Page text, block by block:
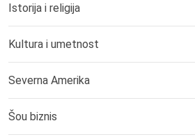
Istorija i religija
Kultura i umetnost
Severna Amerika
Šou biznis